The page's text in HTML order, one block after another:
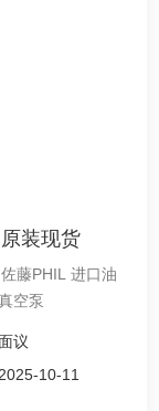
装现货
藤PHIL 进口油
真空泵
议
2025-10-11